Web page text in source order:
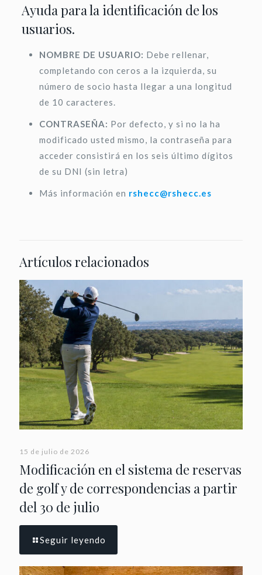
Ayuda para la identificación de los
usuarios.
NOMBRE DE USUARIO: Debe rellenar,
completando con ceros a la izquierda, su
número de socio hasta llegar a una longitud
de 10 caracteres.
CONTRASEÑA: Por defecto, y si no la ha
modificado usted mismo, la contraseña para
acceder consistirá en los seis último dígitos
de su DNI (sin letra)
Más información en rshecc@rshecc.es
Artículos relacionados
15 de julio de 2026
Modificación en el sistema de reservas
de golf y de correspondencias a partir
del 30 de julio
Seguir leyendo